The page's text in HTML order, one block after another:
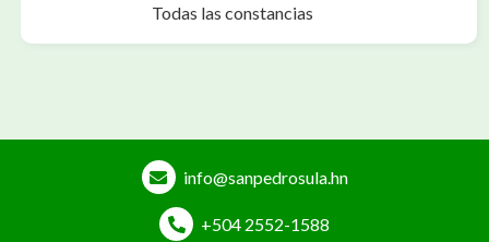
Todas las constancias
info@sanpedrosula.hn
+504 2552-1588